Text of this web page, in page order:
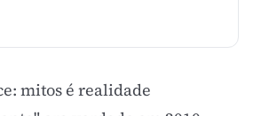
mitos é realidade